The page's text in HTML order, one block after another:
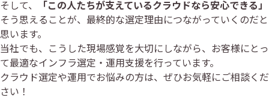
そして、
「この人たちが支えているクラウドなら安心できる」
そう思えることが、最終的な選定理由につながっていくのだと
思います。
当社でも、こうした現場感覚を大切にしながら、お客様にとっ
て最適なインフラ選定・運用支援を行っています。
クラウド選定や運用でお悩みの方は、ぜひお気軽にご相談くだ
さい！